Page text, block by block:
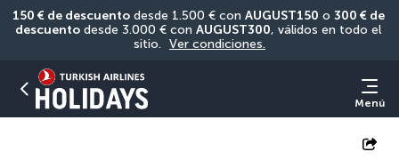
150 € de descuento desde 1.500 € con AUGUST150 o 300 € de
descuento desde 3.000 € con AUGUST300, válidos en todo el
sitio. Ver condiciones.
Menú